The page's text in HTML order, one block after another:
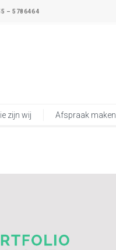
– 5786464
zijn wij Afspraak maken